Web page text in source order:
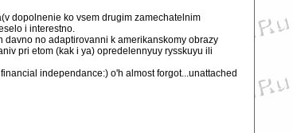
dopolnenie ko vsem drugim zamechatelnim
i interestno.
no adaptirovanni k amerikanskomy obrazy
pri etom (kak i ya) opredelennyuy rysskuyu ili
independance:) o'h almost forgot...unattached